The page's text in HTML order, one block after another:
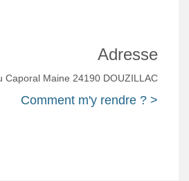
Adresse
Caporal Maine 24190 DOUZILLAC
Comment m'y rendre ? >